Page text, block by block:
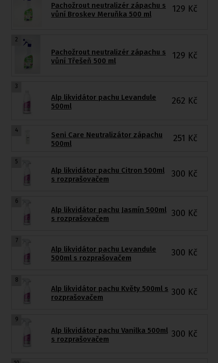
Pachožrout neutralizér zápachu s
vůní Broskev Meruňka 500 ml
129 Kč
2
Pachožrout neutralizér zápachu s
vůní Třešeň 500 ml
129 Kč
3
Alp likvidátor pachu Levandule
500ml
262 Kč
4
Seni Care Neutralizátor zápachu
500ml
251 Kč
5
Alp likvidátor pachu Citron 500ml
s rozprašovačem
300 Kč
6
Alp likvidátor pachu Jasmín 500ml
s rozprašovačem
300 Kč
7
Alp likvidátor pachu Levandule
500ml s rozprašovačem
300 Kč
8
Alp likvidátor pachu Květy 500ml s
rozprašovačem
300 Kč
9
Alp likvidátor pachu Vanilka 500ml
s rozprašovačem
300 Kč